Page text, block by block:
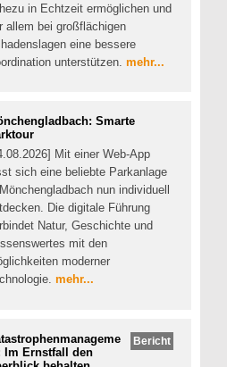
in Echtzeit ermöglichen und
allem bei großflächigen
eine bessere
unterstützen. mehr...
Smarte
Mit einer Web-App
sich eine beliebte Parkanlage
nun individuell
Die digitale Führung
Natur, Geschichte und
mit den
moderner
mehr...
Bericht
Im Ernstfall den